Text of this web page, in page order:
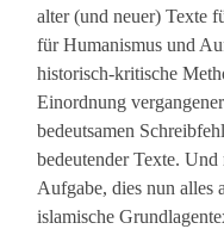
alter (und neuer) Texte
für Humanismus und
historisch-kritische
Einordnung
bedeutsamen
bedeutender Texte.
Aufgabe, dies nun alles
islamische